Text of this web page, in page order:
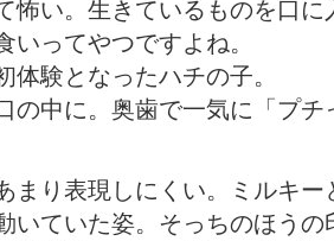
怖い。生きているものを口
いってやつですよね。
体験となったハチの子。
の中に。奥歯で一気に「プ
まり表現しにくい。ミルキ
いていた姿。そっちのほう